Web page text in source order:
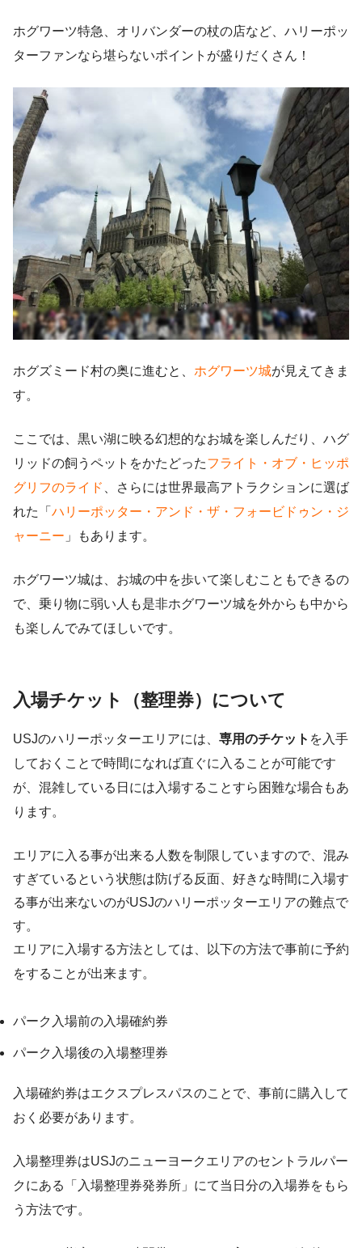
ホグワーツ特急、オリバンダーの杖の店など、ハリーポッ
ターファンなら堪らないポイントが盛りだくさん！
ホグズミード村の奥に進むと、 ホグワーツ城が見えてきま
す。
ここでは、黒い湖に映る幻想的なお城を楽しんだり、ハグ
リッドの飼うペットをかたどったフライト・オブ・ヒッポ
グリフのライド
、さらには世界最高アトラクションに選ば
れた「 ハリーポッター・アンド・ザ・フォービドゥン・ジ
ャーニー 」 もあります。
ホグワーツ城は、お城の中を歩いて楽しむこともできるの
で、乗り物に弱い人も是非ホグワーツ城を外からも中から
も楽しんでみてほしいです。
入場チケット（整理券）について
USJのハリーポッターエリアには、 専用のチケット を入手
しておくことで時間になれば直ぐに入ることが可能です
が、混雑している日には入場することすら困難な場合もあ
ります。
エリアに入る事が出来る人数を制限していますので、混み
すぎているという状態は防げる反面、好きな時間に入場す
る事が出来ないのがUSJのハリーポッターエリアの難点で
す。
エリアに入場する方法としては、以下の方法で事前に予約
をすることが出来ます。
パーク入場前の入場確約券
パーク入場後の入場整理券
入場確約券はエクスプレスパスのことで、事前に購入して
おく必要があります。
入場整理券はUSJのニューヨークエリアのセントラルパー
クにある「入場整理券発券所」にて当日分の入場券をもら
う方法です。